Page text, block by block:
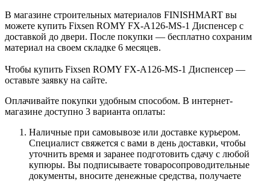
В магазине строительных материалов FINISHMART вы
можете купить Fixsen ROMY FX-A126-MS-1 Диспенсер с
доставкой до двери. После покупки — бесплатно сохраним
материал на своем складке 6 месяцев.
Чтобы купить Fixsen ROMY FX-A126-MS-1 Диспенсер —
оставьте заявку на сайте.
Оплачивайте покупки удобным способом. В интернет-
магазине доступно 3 варианта оплаты:
Наличные при самовывозе или доставке курьером.
Специалист свяжется с вами в день доставки, чтобы
уточнить время и заранее подготовить сдачу с любой
купюры. Вы подписываете товаросопроводительные
документы, вносите денежные средства, получаете